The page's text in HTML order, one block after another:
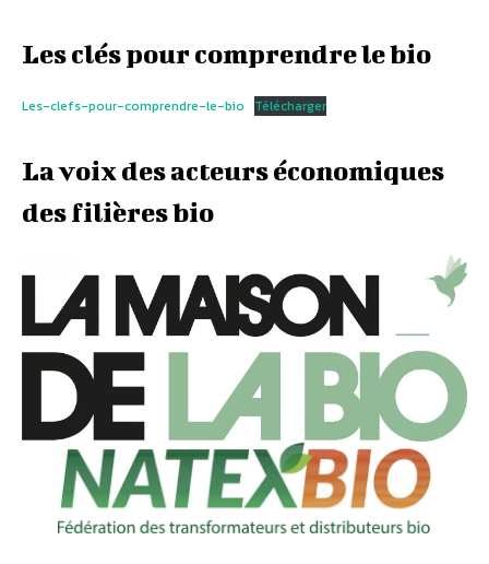
Les clés pour comprendre le bio
Les-clefs-pour-comprendre-le-bio Télécharger
La voix des acteurs économiques
des filières bio